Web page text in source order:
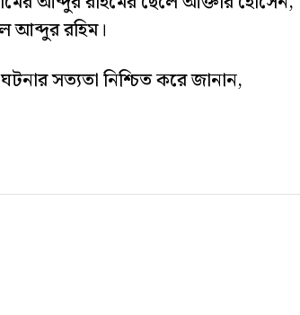
আব্দুর রহিম।
ঘটনার সত্যতা নিশ্চিত করে জানান,